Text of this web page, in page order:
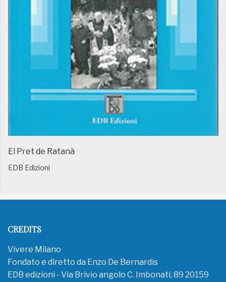
El Pret de Ratanà
EDB Edizioni
CREDITS
Vivere Milano
Fondato e diretto da Enzo De Bernardis
EDB edizioni - Via Brivio angolo C. Imbonati, 89 20159